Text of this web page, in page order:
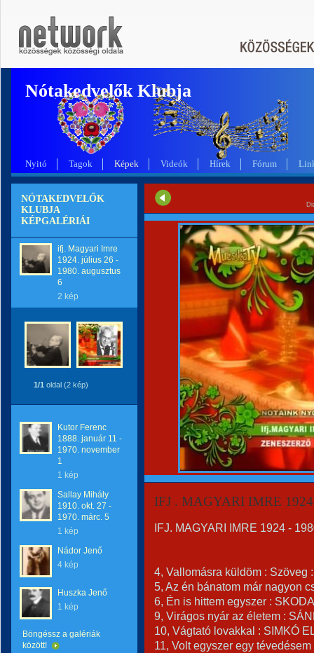
Nótakedvelők Klubja
Nyitó Tagok Képek Videók Hírek Fórum
NÓTAKEDVELŐK
KLUBJA
KÉPGALÉRIÁI
ifj. Magyari Imre
1924. július 26 -
1980. augusztus
6
2 kép
1/1 oldal (2 kép)
Kutor Ferenc
1888. január 11 -
1970. november
1
1 kép
Sallay Mihály
1910. okt. 27 -
1970. márc. 5
1 kép
Nádor Jenő
4 kép
Huszka Jenő
1 kép
Böngéssz a galériák
között!
IFJ . MAGYARI IMRE
IFJ. MAGYARI IMRE 1924 -
4, Vallomásra küldöm : Szöveg
5, Az én bánatom már nagyon
6, Én is hittem egyszer :
9, Virágos nyár az életem :
10, Vágtató lovakkal : SIMKÓ
11, Volt egyszer egy